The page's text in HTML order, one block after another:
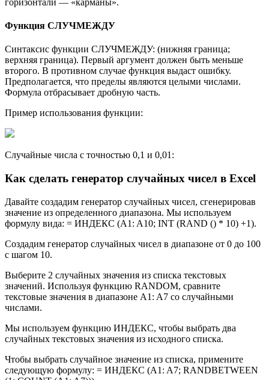
Функция СЛУЧМЕЖДУ
Синтаксис функции СЛУЧМЕЖДУ: (нижняя граница;
верхняя граница). Первый аргумент должен быть меньше
второго. В противном случае функция выдаст ошибку.
Предполагается, что пределы являются целыми числами.
Формула отбрасывает дробную часть.
Пример использования функции:
Случайные числа с точностью 0,1 и 0,01:
Как сделать генератор случайных чисел в Excel
Давайте создадим генератор случайных чисел, сгенерировав
значение из определенного диапазона. Мы используем
формулу вида: = ИНДЕКС (A1: A10; INT (RAND () * 10) +1).
Создадим генератор случайных чисел в диапазоне от 0 до 100
с шагом 10.
Выберите 2 случайных значения из списка текстовых
значений. Используя функцию RANDOM, сравните
текстовые значения в диапазоне A1: A7 со случайными
числами.
Мы используем функцию ИНДЕКС, чтобы выбрать два
случайных текстовых значения из исходного списка.
Чтобы выбрать случайное значение из списка, примените
следующую формулу: = ИНДЕКС (A1: A7; RANDBETWEEN